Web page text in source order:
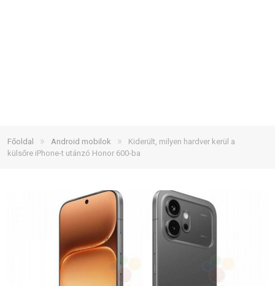
Főoldal » Android mobilok »
Kiderült, milyen hardver kerül a
külsőre iPhone-t utánzó Honor 600-ba